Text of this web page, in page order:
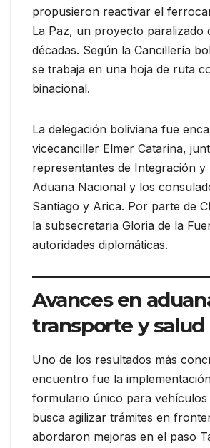
propusieron reactivar el
La Paz, un proyecto paralizado
décadas. Según la Cancillería
se trabaja en una hoja de ruta
binacional.
La delegación boliviana fue
vicecanciller Elmer Catarina,
representantes de Integración y
Aduana Nacional y los
Santiago y Arica. Por parte de
la subsecretaria Gloria de la
autoridades diplomáticas.
Avances en
transporte y salud
Uno de los resultados más
encuentro fue la
formulario único para vehículos
busca agilizar trámites en
abordaron mejoras en el paso